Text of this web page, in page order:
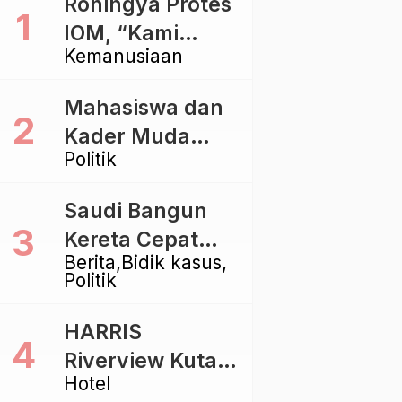
Kemanusiaan
IOM, “Kami
dibiarkan Mati
Politik
Mahasiswa dan
Kader Muda
Ramaikan Forum
Golkar di
Singaraja
Berita Bidik kasus
Politik
Saudi Bangun
Kereta Cepat
Rp112 Triliun,
Proyek Rp116
Triliun yang
Baru Sampai
Hotel
HARRIS
Riverview Kuta
Bali Tawarkan